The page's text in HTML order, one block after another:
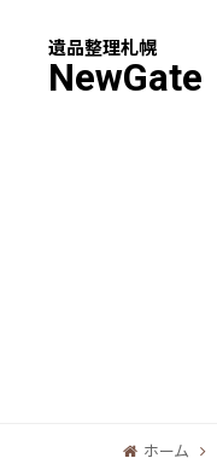
遺品整理札幌
NewGate
ホーム